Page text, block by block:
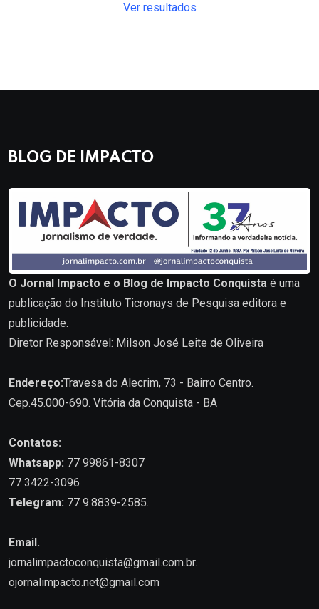
Ver resultados
BLOG DE IMPACTO
O Jornal Impacto e o Blog de Impacto Conquista é uma
publicação do Instituto Ticronays de Pesquisa editora e
publicidade.
Diretor Responsável: Milson José Leite de Oliveira
Endereço:Travesa do Alecrim, 73 - Bairro Centro.
Cep.45.000-690. Vitória da Conquista - BA
Contatos:
Whatsapp: 77 99861-8307
77 3422-3096
Telegram: 77 9.8839-2585.
Email.
jornalimpactoconquista@gmail.com.br.
ojornalimpacto.net@gmail.com